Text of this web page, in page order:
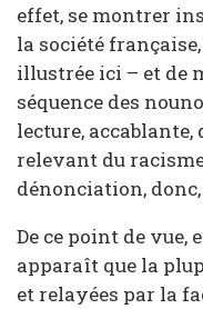
effet, se montrer
la société
illustrée ici – et de
séquence des
lecture,
relevant du
dénonciation,
De ce point de vue,
apparaît que la
et relayées par la